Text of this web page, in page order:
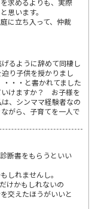
思います。
に立ち入って、仲裁
るように辞めて同棲し
り子供を授かりまし
・・と書かれてました
けますか？ お子様を
、シンママ経験者なの
がら、子育てを一人で
断書をもらうといい
しれませんし。
けかもしれないの
交えたほうがいいと